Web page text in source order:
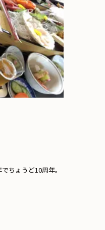
ちょうど10周年。